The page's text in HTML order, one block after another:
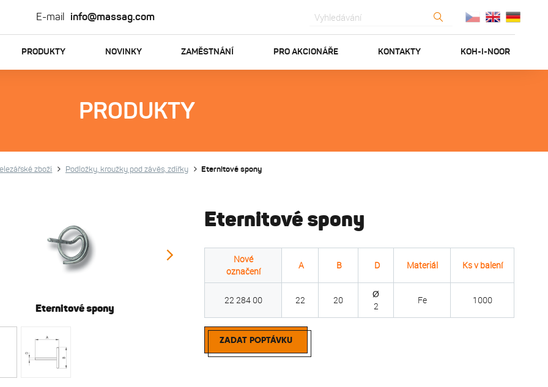
E-mail info@massag.com
PRODUKTY NOVINKY ZAMĚSTNÁNÍ PRO AKCIONÁŘE KONTAKTY KOH-I-NOOR
PRODUKTY
zboží Podložky, kroužky pod závěs, zdířky Eternitové spony
Eternitové spony
Eternitové spony
Nové
označení
A B D Materiál Ks v balení
22 284 00 22 20
Ø
2
Fe 1000
ZADAT POPTÁVKU